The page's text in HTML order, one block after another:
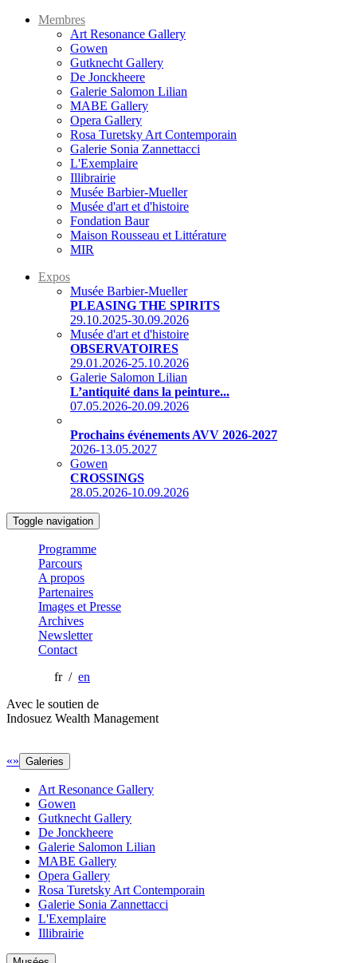
Membres
Art Resonance Gallery
Gowen
Gutknecht Gallery
De Jonckheere
Galerie Salomon Lilian
MABE Gallery
Opera Gallery
Rosa Turetsky Art Contemporain
Galerie Sonia Zannettacci
L'Exemplaire
Illibrairie
Musée Barbier-Mueller
Musée d'art et d'histoire
Fondation Baur
Maison Rousseau et Littérature
MIR
Expos
Musée Barbier-Mueller
PLEASING THE SPIRITS
29.10.2025-30.09.2026
Musée d'art et d'histoire
OBSERVATOIRES
29.01.2026-25.10.2026
Galerie Salomon Lilian
L’antiquité dans la peinture...
07.05.2026-20.09.2026
Prochains événements AVV 2026-2027
2026-13.05.2027
Gowen
CROSSINGS
28.05.2026-10.09.2026
Toggle navigation
Programme
Parcours
A propos
Partenaires
Images et Presse
Archives
Newsletter
Contact
fr / en
Avec le soutien de
Indosuez Wealth Management
«» Galeries
Art Resonance Gallery
Gowen
Gutknecht Gallery
De Jonckheere
Galerie Salomon Lilian
MABE Gallery
Opera Gallery
Rosa Turetsky Art Contemporain
Galerie Sonia Zannettacci
L'Exemplaire
Illibrairie